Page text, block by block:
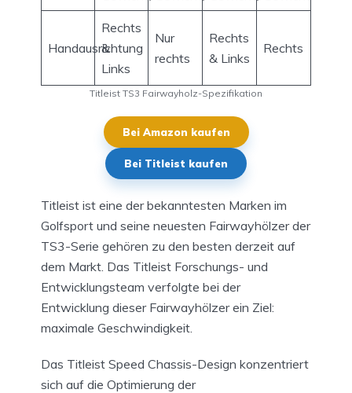
Handausrichtung
Rechts
&
Links
Nur
rechts
Rechts
& Links
Rechts
Titleist TS3 Fairwayholz-Spezifikation
Bei Amazon kaufen
Bei Titleist kaufen
Titleist ist eine der bekanntesten Marken im
Golfsport und seine neuesten Fairwayhölzer der
TS3-Serie gehören zu den besten derzeit auf
dem Markt. Das Titleist Forschungs- und
Entwicklungsteam verfolgte bei der
Entwicklung dieser Fairwayhölzer ein Ziel:
maximale Geschwindigkeit.
Das Titleist Speed Chassis-Design konzentriert
sich auf die Optimierung der